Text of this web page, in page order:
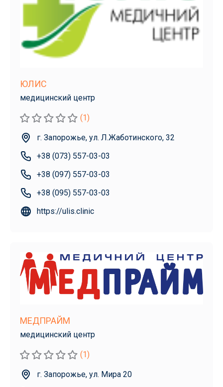
ЮЛИС
медицинский центр
(1)
г. Запорожье, ул. Л.Жаботинского, 32
+38 (073) 557-03-03
+38 (097) 557-03-03
+38 (095) 557-03-03
https://ulis.clinic
МЕДПРАЙМ
медицинский центр
(1)
г. Запорожье, ул. Мира 20